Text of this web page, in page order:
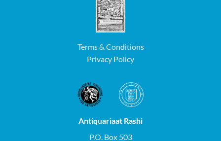
Terms & Conditions
Privacy Policy
Antiquariaat Rashi
P.O. Box 503